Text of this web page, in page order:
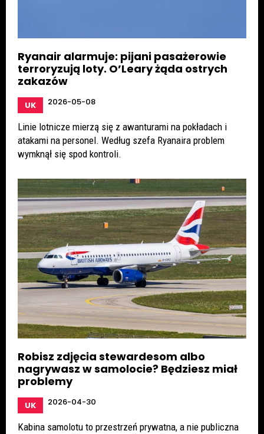
Ryanair alarmuje: pijani pasażerowie
terroryzują loty. O’Leary żąda ostrych
zakazów
UK 2026-05-08
Linie lotnicze mierzą się z awanturami na pokładach i
atakami na personel. Według szefa Ryanaira problem
wymknął się spod kontroli.
Robisz zdjęcia stewardesom albo
nagrywasz w samolocie? Będziesz miał
problemy
UK 2026-04-30
Kabina samolotu to przestrzeń prywatna, a nie publiczna